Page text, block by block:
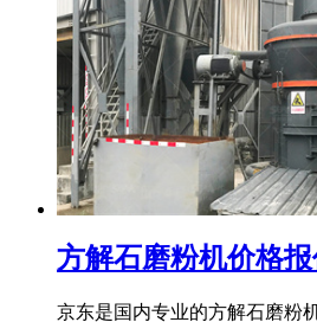
方解石磨粉机价格
京东是国内专业的方解石磨粉